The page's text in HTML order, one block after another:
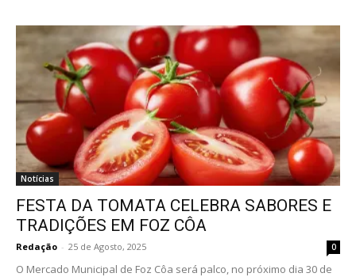
Notícias
FESTA DA TOMATA CELEBRA SABORES E
TRADIÇÕES EM FOZ CÔA
Redação - 25 de Agosto, 2025 0
O Mercado Municipal de Foz Côa será palco, no próximo dia 30 de